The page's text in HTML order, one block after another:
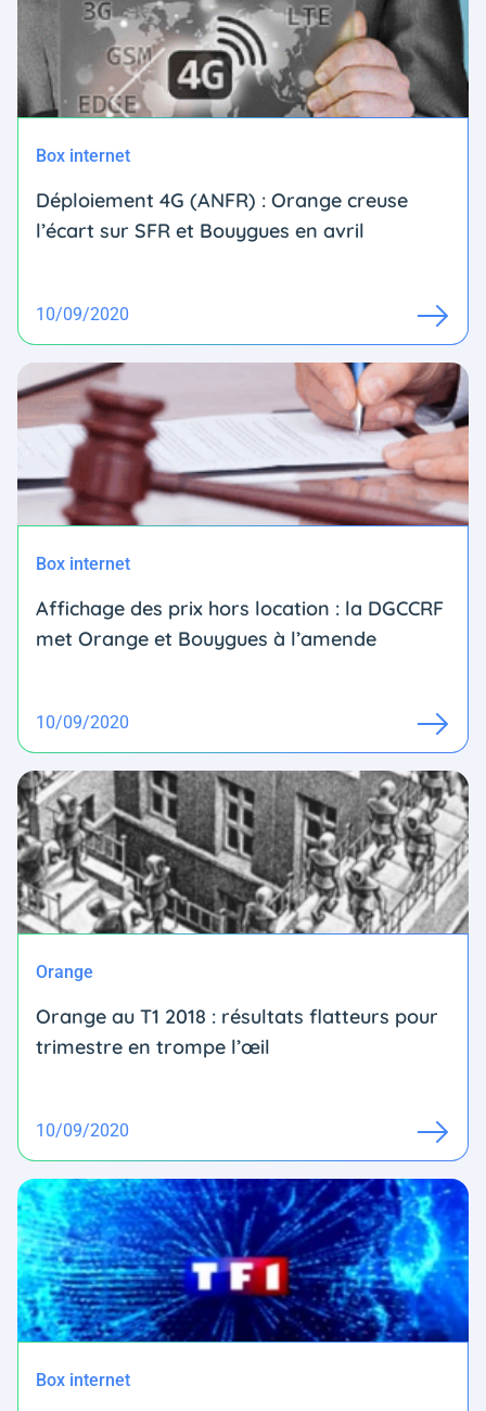
Box internet
Déploiement 4G (ANFR) : Orange creuse
l’écart sur SFR et Bouygues en avril
10/09/2020
Box internet
Affichage des prix hors location : la DGCCRF
met Orange et Bouygues à l’amende
10/09/2020
Orange
Orange au T1 2018 : résultats flatteurs pour
trimestre en trompe l’œil
10/09/2020
Box internet